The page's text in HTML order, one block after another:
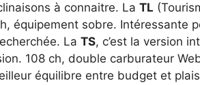
à connaitre. La TL
équipement sobre. Intéressante
La TS, c’est la version
108 ch, double carburateur
équilibre entre budget et